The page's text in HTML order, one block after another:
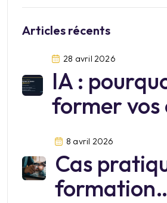
Articles récents
28 avril 2026
IA :
former vos
sur Mistral?
8 avril 2026
Cas
formation